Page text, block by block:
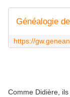
Généalogie
Comme Didière,